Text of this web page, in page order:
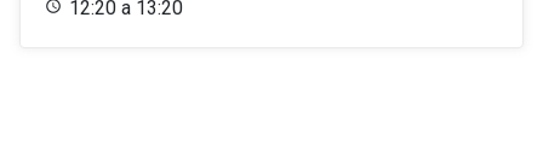
12:20 a 13:20